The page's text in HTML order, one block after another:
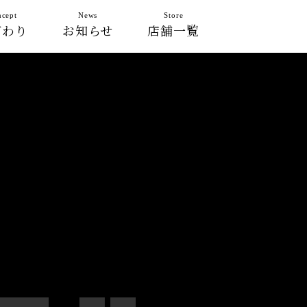
り お知らせ
News
店舗一覧
Store